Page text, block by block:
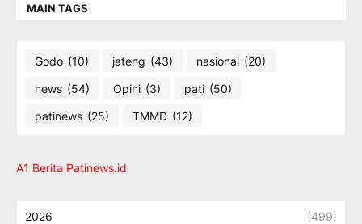
MAIN TAGS
Godo (10) jateng (43) nasional (20)
news (54) Opini (3) pati (50)
patinews (25) TMMD (12)
A1 Berita Patinews.id
2026 (499)